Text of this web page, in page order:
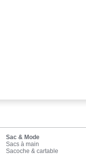
Sac & Mode
Sacs à main
Sacoche & cartable